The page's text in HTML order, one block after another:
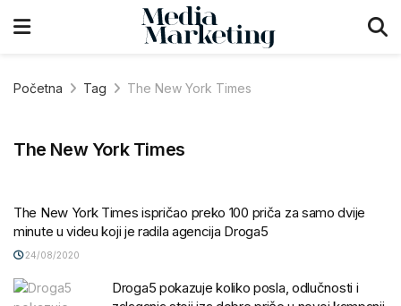
Početna Tag The New York Times
The New York Times
The New York Times ispričao preko 100 priča za samo dvije
minute u videu koji je radila agencija Droga5
24/08/2020
Droga5 pokazuje koliko posla, odlučnosti i